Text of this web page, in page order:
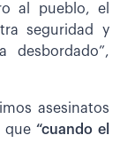
al pueblo, el
seguridad y
desbordado”,
asesinatos
que “cuando el